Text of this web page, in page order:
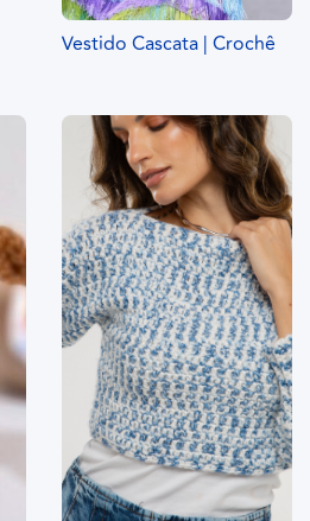
Vestido Cascata | Crochê